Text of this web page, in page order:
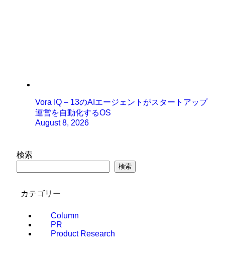
Vora IQ – 13のAIエージェントがスタートアップ
運営を自動化するOS
August 8, 2026
検索
検索
カテゴリー
Column
PR
Product Research